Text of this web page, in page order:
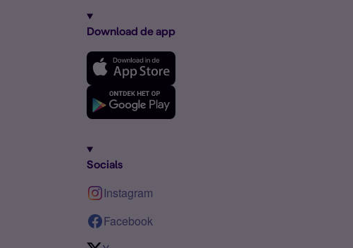
Download de app
Socials
Instagram
Facebook